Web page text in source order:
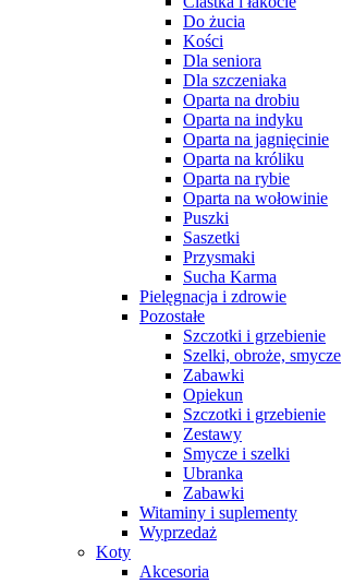
Do żucia
Kości
Dla seniora
Dla szczeniaka
Oparta na drobiu
Oparta na indyku
Oparta na jagnięcinie
Oparta na króliku
Oparta na rybie
Oparta na wołowinie
Puszki
Saszetki
Przysmaki
Sucha Karma
Pielęgnacja i zdrowie
Pozostałe
Szczotki i grzebienie
Szelki, obroże, smycze
Zabawki
Opiekun
Szczotki i grzebienie
Zestawy
Smycze i szelki
Ubranka
Zabawki
Witaminy i suplementy
Wyprzedaż
Koty
Akcesoria